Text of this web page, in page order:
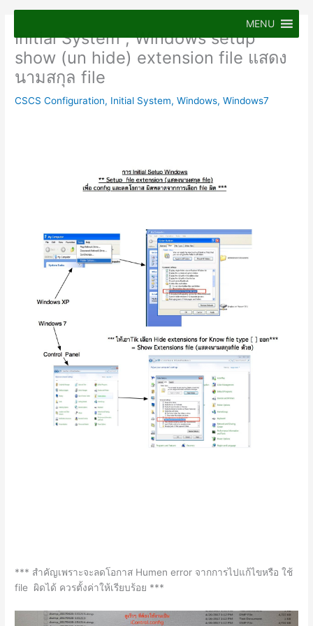
content
MENU
Initial System ; Windows setup
show (un hide) extension file แสดง
นามสกุล file
CSCS Configuration, Initial System,Windows,Windows7
*** สำคัญเพราะจะลดโอกาส Humen error จากการไปแก้ไขหรือ ใช้
file ผิดได้ ควรตั้งค่าให้เรียบร้อย ***